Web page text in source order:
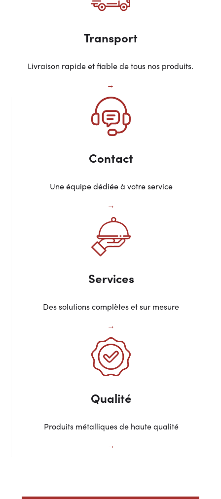
Transport
Livraison rapide et fiable de tous nos produits.
Contact
Une équipe dédiée à votre service
Services
Des solutions complètes et sur mesure
Qualité
Produits métalliques de haute qualité